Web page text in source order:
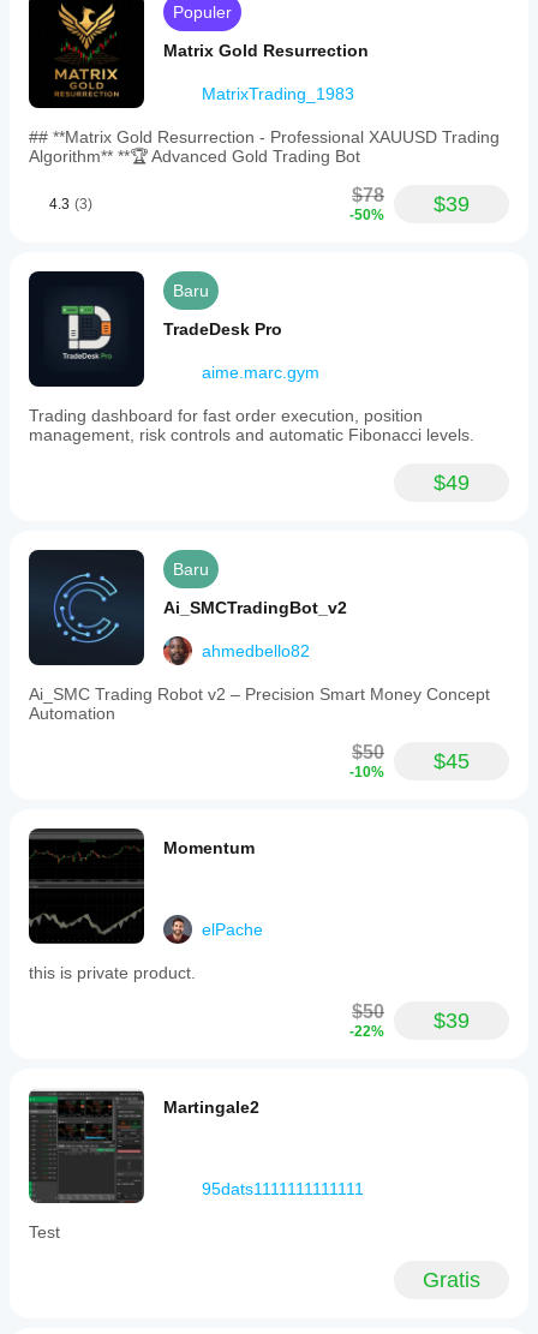
Populer
Matrix Gold Resurrection
MatrixTrading_1983
## **Matrix Gold Resurrection - Professional XAUUSD Trading
Algorithm** **🏆 Advanced Gold Trading Bot
4.3 (3) $78
-50% $39
Baru
TradeDesk Pro
aime.marc.gym
Trading dashboard for fast order execution, position
management, risk controls and automatic Fibonacci levels.
$49
Baru
Ai_SMCTradingBot_v2
ahmedbello82
Ai_SMC Trading Robot v2 – Precision Smart Money Concept
Automation
$50
-10% $45
Momentum
elPache
this is private product.
$50
-22% $39
Martingale2
95dats1111111111111
Test
Gratis